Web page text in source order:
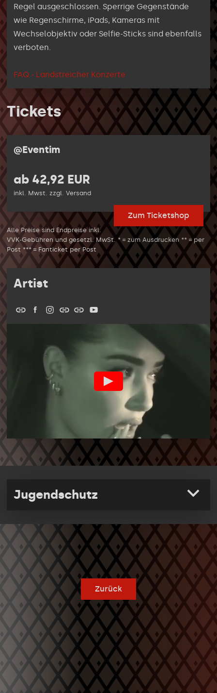
Regel ausgeschlossen. Sperrige Gegenstände
wie Regenschirme, iPads, Kameras mit
Wechselobjektiv oder Selfie-Sticks sind ebenfalls
verboten.
FAQ - Landstreicher Konzerte
Tickets
@Eventim
ab 42,92 EUR
inkl. Mwst. zzgl. Versand
Zum Ticketshop
Alle Preise sind Endpreise inkl.
VVK-Gebühren und gesetzl. MwSt. * = zum Ausdrucken ** = per
Post *** = Fanticket per Post
Artist
Jugendschutz
Zurück